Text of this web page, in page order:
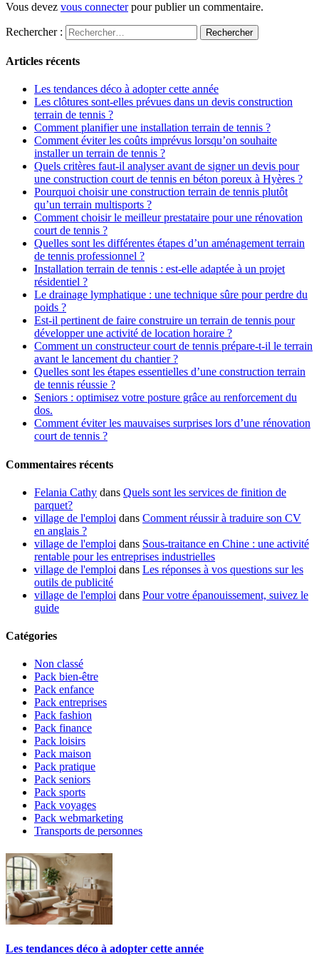
Vous devez vous connecterpour publier un commentaire.
Rechercher :
Articles récents
Les tendances déco à adopter cette année
Les clôtures sont-elles prévues dans un devis construction
terrain de tennis ?
Comment planifier une installation terrain de tennis ?
Comment éviter les coûts imprévus lorsqu’on souhaite
installer un terrain de tennis ?
Quels critères faut-il analyser avant de signer un devis pour
une construction court de tennis en béton poreux à Hyères ?
Pourquoi choisir une construction terrain de tennis plutôt
qu’un terrain multisports ?
Comment choisir le meilleur prestataire pour une rénovation
court de tennis ?
Quelles sont les différentes étapes d’un aménagement terrain
de tennis professionnel ?
Installation terrain de tennis : est-elle adaptée à un projet
résidentiel ?
Le drainage lymphatique : une technique sûre pour perdre du
poids ?
Est-il pertinent de faire construire un terrain de tennis pour
développer une activité de location horaire ?
Comment un constructeur court de tennis prépare-t-il le terrain
avant le lancement du chantier ?
Quelles sont les étapes essentielles d’une construction terrain
de tennis réussie ?
Seniors : optimisez votre posture grâce au renforcement du
dos.
Comment éviter les mauvaises surprises lors d’une rénovation
court de tennis ?
Commentaires récents
Felania Cathy dans Quels sont les services de finition de
parquet?
village de l'emploi dans Comment réussir à traduire son CV
en anglais ?
village de l'emploi dans Sous-traitance en Chine : une activité
rentable pour les entreprises industrielles
village de l'emploi dans Les réponses à vos questions sur les
outils de publicité
village de l'emploi dans Pour votre épanouissement, suivez le
guide
Catégories
Non classé
Pack bien-être
Pack enfance
Pack entreprises
Pack fashion
Pack finance
Pack loisirs
Pack maison
Pack pratique
Pack seniors
Pack sports
Pack voyages
Pack webmarketing
Transports de personnes
Les tendances déco à adopter cette année